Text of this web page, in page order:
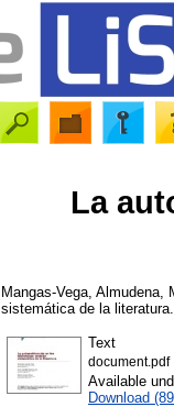
La
Mangas-Vega, Almudena
sistemática de la literatura.
Text
document.pdf
Available
Download